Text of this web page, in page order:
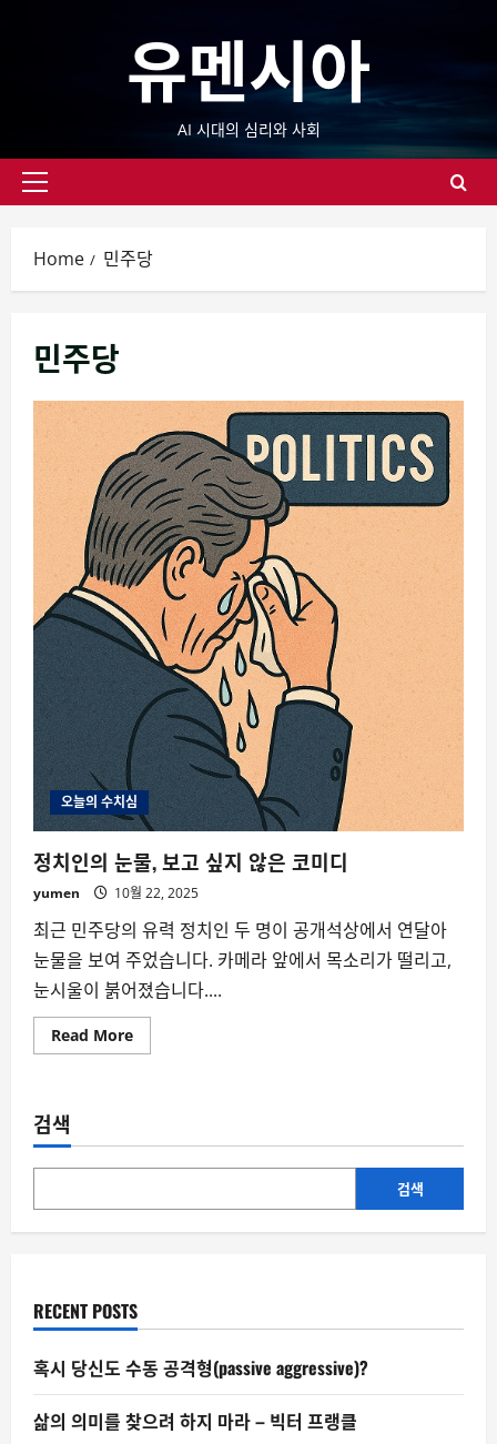
유멘시아
AI 시대의 심리와 사회
Primary
Home 민주당
민주당
오늘의 수치심
정치인의 눈물, 보고 싶지 않은 코미디
yumen 10월 22, 2025
최근 민주당의 유력 정치인 두 명이 공개석상에서 연달아
눈물을 보여 주었습니다. 카메라 앞에서 목소리가 떨리고,
눈시울이 붉어졌습니다....
Read MoreRead
more
눈
보
싶
않
디
검색
검색
RECENT POSTS
혹시 당신도 수동 공격형(passive aggressive)?
삶의 의미를 찾으려 하지 마라 – 빅터 프랭클